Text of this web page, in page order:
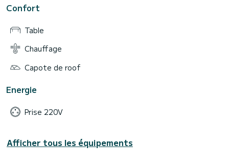
Confort
Table
Chauffage
Capote de roof
Energie
Prise 220V
Afficher tous les équipements